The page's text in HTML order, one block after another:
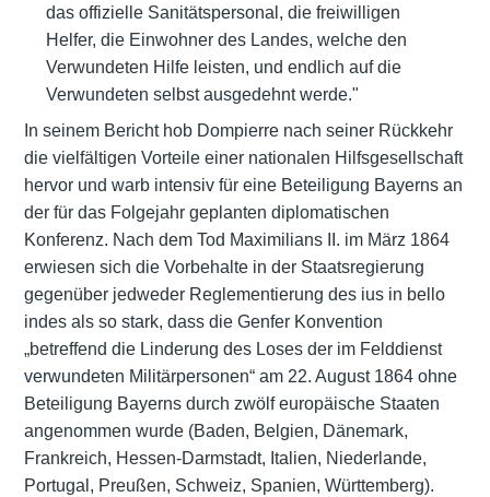
das offizielle Sanitätspersonal, die freiwilligen
Helfer, die Einwohner des Landes, welche den
Verwundeten Hilfe leisten, und endlich auf die
Verwundeten selbst ausgedehnt werde."
In seinem Bericht hob Dompierre nach seiner Rückkehr
die vielfältigen Vorteile einer nationalen Hilfsgesellschaft
hervor und warb intensiv für eine Beteiligung Bayerns an
der für das Folgejahr geplanten diplomatischen
Konferenz. Nach dem Tod Maximilians II. im März 1864
erwiesen sich die Vorbehalte in der Staatsregierung
gegenüber jedweder Reglementierung des ius in bello
indes als so stark, dass die Genfer Konvention
„betreffend die Linderung des Loses der im Felddienst
verwundeten Militärpersonen“ am 22. August 1864 ohne
Beteiligung Bayerns durch zwölf europäische Staaten
angenommen wurde (Baden, Belgien, Dänemark,
Frankreich, Hessen-Darmstadt, Italien, Niederlande,
Portugal, Preußen, Schweiz, Spanien, Württemberg).